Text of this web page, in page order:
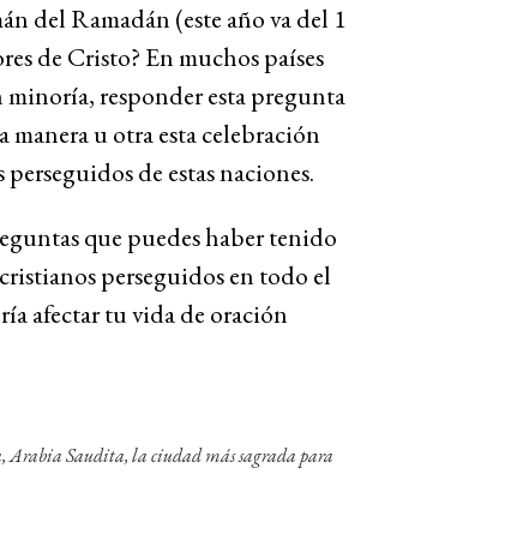
del Ramadán (este año va del 1
de Cristo? En muchos países
responder esta pregunta
manera u otra esta celebración
de estas naciones.
que puedes haber tenido
perseguidos en todo el
afectar tu vida de oración
Saudita, la ciudad más sagrada para